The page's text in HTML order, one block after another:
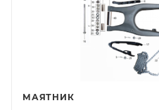
МАЯТНИК